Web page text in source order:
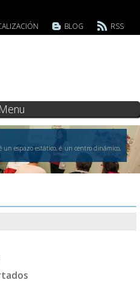
BLOG RSS
espazo estático, é un centro dinámico,